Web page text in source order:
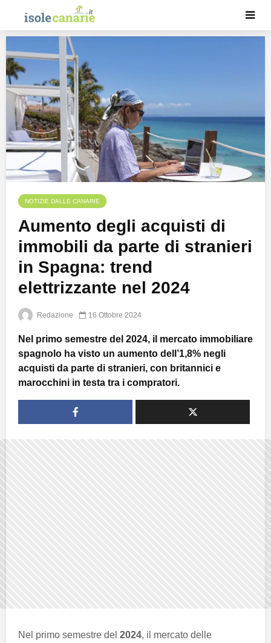
NOTIZIE DALLE CANARIE
Aumento degli acquisti di
immobili da parte di stranieri
in Spagna: trend
elettrizzante nel 2024
Redazione 16 Ottobre 2024
Nel primo semestre del 2024, il mercato immobiliare
spagnolo ha visto un aumento dell’1,8% negli
acquisti da parte di stranieri, con britannici e
marocchini in testa tra i compratori.
Nel primo semestre del 2024, il mercato delle